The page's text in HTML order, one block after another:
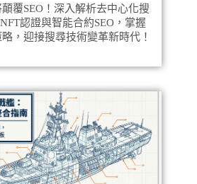
顛覆SEO！深入解析去中心化搜
認證與智能合約SEO，掌握
，迎接搜尋技術變革新時代！